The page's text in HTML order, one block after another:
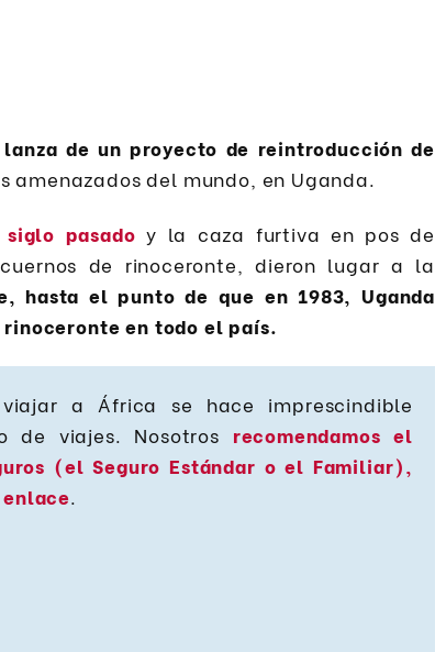
de un proyecto de reintroducción de
amenazados del mundo, en Uganda.
pasado y la caza furtiva en pos de
de rinoceronte, dieron lugar a la
hasta el punto de que en 1983, Uganda
en todo el país.
a África se hace imprescindible
de viajes. Nosotros recomendamos el
(el Seguro Estándar o el Familiar),
enlace